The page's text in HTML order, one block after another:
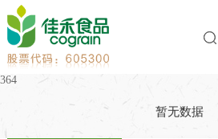
364
暂无数据